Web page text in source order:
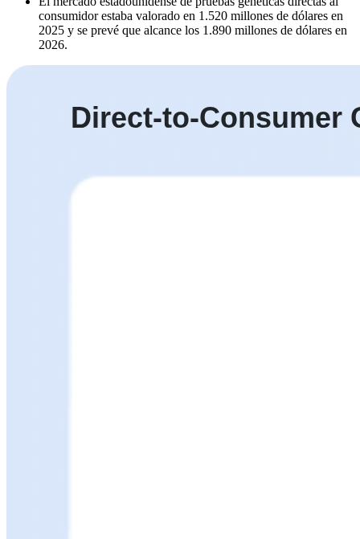
consumidor estaba valorado en 1.520 millones de dólares en
2025 y se prevé que alcance los 1.890 millones de dólares en
2026.